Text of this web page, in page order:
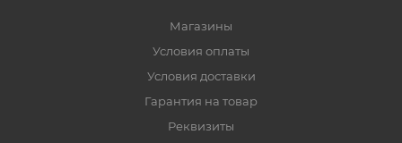
Магазины
Условия оплаты
Условия доставки
Гарантия на товар
Реквизиты